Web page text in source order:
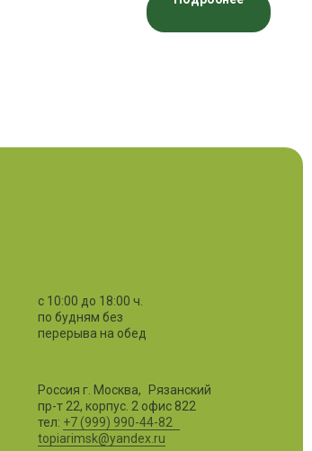
с 10:00 до 18:00 ч.
по будням без
перерыва на обед
Россия г. Москва, Рязанский
пр-т 22, корпус. 2 офис 822
тел: +7 (999) 990-44-82
topiarimsk@yandex.ru